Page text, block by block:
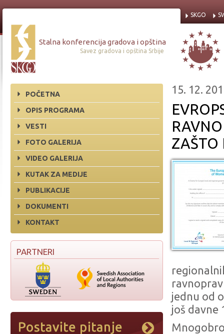
Stalna konferencija gradova i opština
Savez gradova i opština Srbije
SKGO
POČETNA
OPIS PROGRAMA
VESTI
FOTO GALERIJA
VIDEO GALERIJA
KUTAK ZA MEDIJE
PUBLIKACIJE
DOKUMENTI
KONTAKT
PARTNERI
15. 12.
ZAŠTO
jednu od
još davne